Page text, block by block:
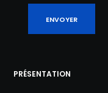
PRÉSENTATION